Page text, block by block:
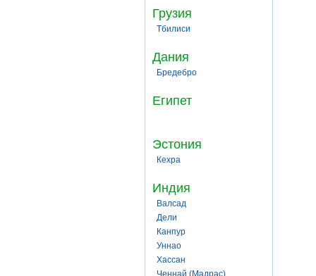
Грузия
Тбилиси
Дания
Бредебро
Египет
Эстония
Кехра
Индия
Валсад
Дели
Канпур
Уннао
Хассан
Ченнай (Мадрас)